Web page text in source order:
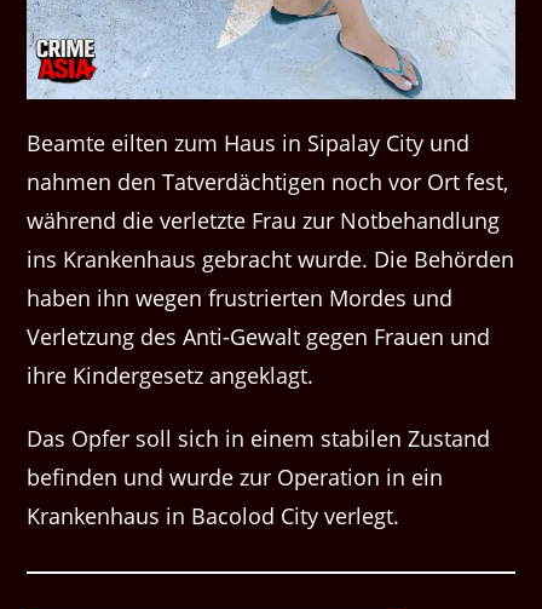
Beamte eilten zum Haus in Sipalay City und
nahmen den Tatverdächtigen noch vor Ort fest,
während die verletzte Frau zur Notbehandlung
ins Krankenhaus gebracht wurde. Die Behörden
haben ihn wegen frustrierten Mordes und
Verletzung des Anti-Gewalt gegen Frauen und
ihre Kindergesetz angeklagt.
Das Opfer soll sich in einem stabilen Zustand
befinden und wurde zur Operation in ein
Krankenhaus in Bacolod City verlegt.